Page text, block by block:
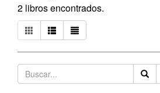
2 libros encontrados.